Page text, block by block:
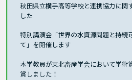
秋田県立横手高等学校と連携協力に関
した
特別講演会「世界の水資源問題と持続
て」を開催します
本学教員が東北畜産学会において学術
賞しました！